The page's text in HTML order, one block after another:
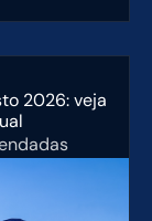
2026: veja